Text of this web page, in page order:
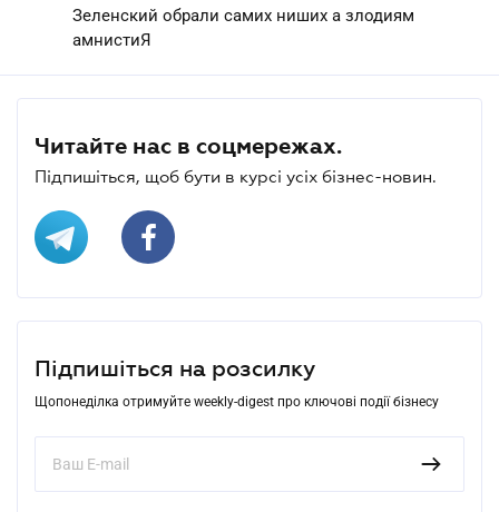
Зеленский обрали самих ниших а злодиям
амнистиЯ
Читайте нас в соцмережах.
Підпишіться, щоб бути в курсі усіх бізнес-новин.
Підпишіться на розсилку
Щопонеділка отримуйте weekly-digest про ключові події бізнесу